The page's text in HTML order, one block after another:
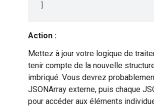
Action :
Mettez à jour votre logique de
tenir compte de la nouvelle
imbriqué. Vous devrez
JSONArray externe, puis chaque
pour accéder aux éléments